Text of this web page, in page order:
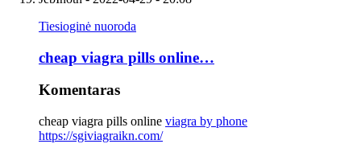
Tiesioginė nuoroda
cheap viagra pills online…
Komentaras
cheap viagra pills online viagra by phone
https://sgiviagraikn.com/